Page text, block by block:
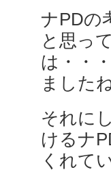
ナPDの
と思っ
は・・
ました
それに
けるナ
くれて